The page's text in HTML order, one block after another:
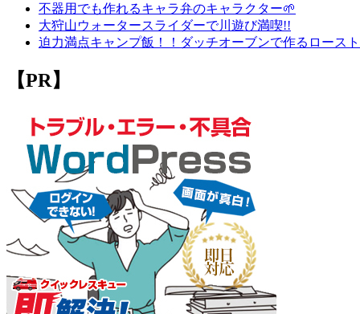
不器用でも作れるキャラ弁のキャラクター🌱
大狩山ウォータースライダーで川遊び満喫!!
迫力満点キャンプ飯！！ダッチオーブンで作るロース
【PR】